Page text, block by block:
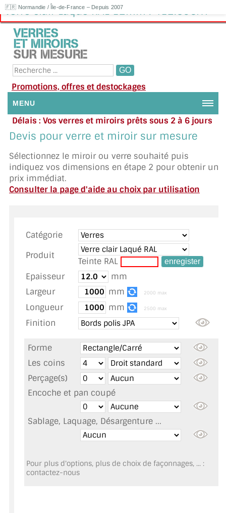
🇫🇷 Normandie / Île-de-France – Depuis 2007
Verre clair Laqué RAL 12mm : 412.50€HT
Promotions, offres et destockages
MENU
NOUS CONTACTER
DEMANDE DE DEVIS
SUIVI DE DEVIS
TOUS LES TARIFS AU M2
GUIDE : CHOIX PAR UTILISATION
INSPIRATIONS ET NOUVEAUTÉS
AMBIANCE LAITON BROSSÉ
MIROIRS VIEILLIS AMBIANCE BRASSERIE
MIROIR SUR MESURE
MIROIR DÉCORATIF DE COULEUR
LOTS DE MIROIRS EN MOZAÏQUE
MIROIR POUR PORTE
MIROIR DE SALLE DE BAIN
Délais : Vos verres et miroirs prêts sous 2 à 6 jours
en moyenne
Besoin d'aide ?
Appelez ou envoyez un SMS au 06 79 92 33 38
Devis pour verre et miroir sur mesure
Sélectionnez le miroir ou verre souhaité puis
indiquez vos dimensions en étape 2 pour obtenir un
prix immédiat.
Consulter la page d'aide au choix par utilisation
Catégorie
Produit
Teinte RAL
Epaisseur
mm
Largeur
mm 2000 max
Longueur mm 2500 max
Finition
Forme
Les coins
Perçage(s)
Encoche et pan coupé
Sablage, Laquage, Désargenture ...
Pour plus d'options, plus de choix de façonnages, ... :
contactez-nous